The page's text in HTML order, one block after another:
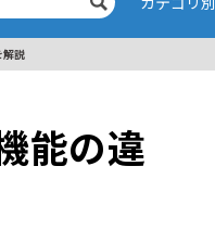
解説
能の違